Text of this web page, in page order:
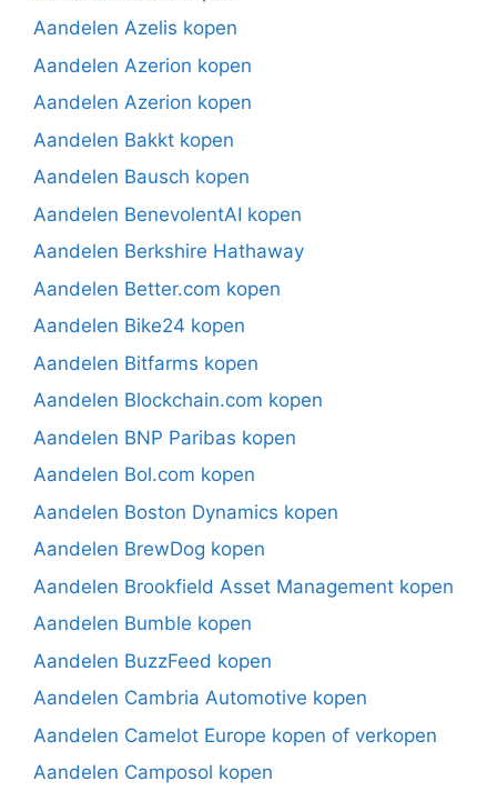
Aandelen Azelis kopen
Aandelen Azerion kopen
Aandelen Azerion kopen
Aandelen Bakkt kopen
Aandelen Bausch kopen
Aandelen BenevolentAI kopen
Aandelen Berkshire Hathaway
Aandelen Better.com kopen
Aandelen Bike24 kopen
Aandelen Bitfarms kopen
Aandelen Blockchain.com kopen
Aandelen BNP Paribas kopen
Aandelen Bol.com kopen
Aandelen Boston Dynamics kopen
Aandelen BrewDog kopen
Aandelen Brookfield Asset Management kopen
Aandelen Bumble kopen
Aandelen BuzzFeed kopen
Aandelen Cambria Automotive kopen
Aandelen Camelot Europe kopen of verkopen
Aandelen Camposol kopen